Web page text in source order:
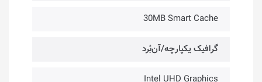
30MB Smart Cache
گرافیک یکپارچه/آن‌بُرد